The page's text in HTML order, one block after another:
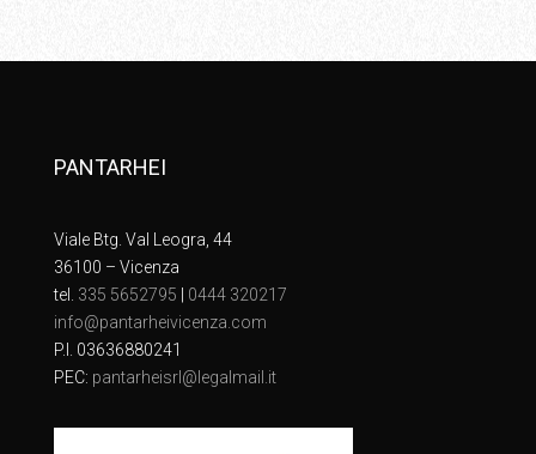
PANTARHEI
Viale Btg. Val Leogra, 44
36100 – Vicenza
tel. 335 5652795
0444 320217
info@pantarheivicenza.com
P.I. 03636880241
PEC: pantarheisrl@legalmail.it